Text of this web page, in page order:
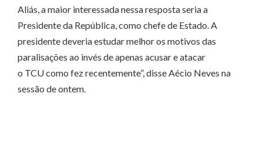
Aliás, a maior interessada nessa resposta seria a
Presidente da República, como chefe de Estado. A
presidente deveria estudar melhor os motivos das
paralisações ao invés de apenas acusar e atacar
o TCU como fez recentemente”, disse Aécio Neves na
sessão de ontem.